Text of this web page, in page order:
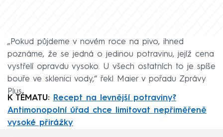
„Pokud půjdeme v novém roce na pivo, ihned
poznáme, že se jedná o jedinou potravinu, jejíž cena
vystřelí opravdu vysoko. U všech ostatních to je spíše
bouře ve sklenici vody,“ řekl Maier v pořadu Zprávy
Plus.
K TÉMATU:
Recept na levnější potraviny?
Antimonopolní úřad chce limitovat nepřiměřeně
vysoké přirážky